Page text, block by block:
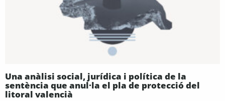
Una anàlisi social, jurídica i política de la
sentència que anul·la el pla de protecció del
litoral valencià